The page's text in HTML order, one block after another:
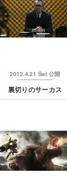
2012.4.21 Sat 公開
裏切りのサーカス